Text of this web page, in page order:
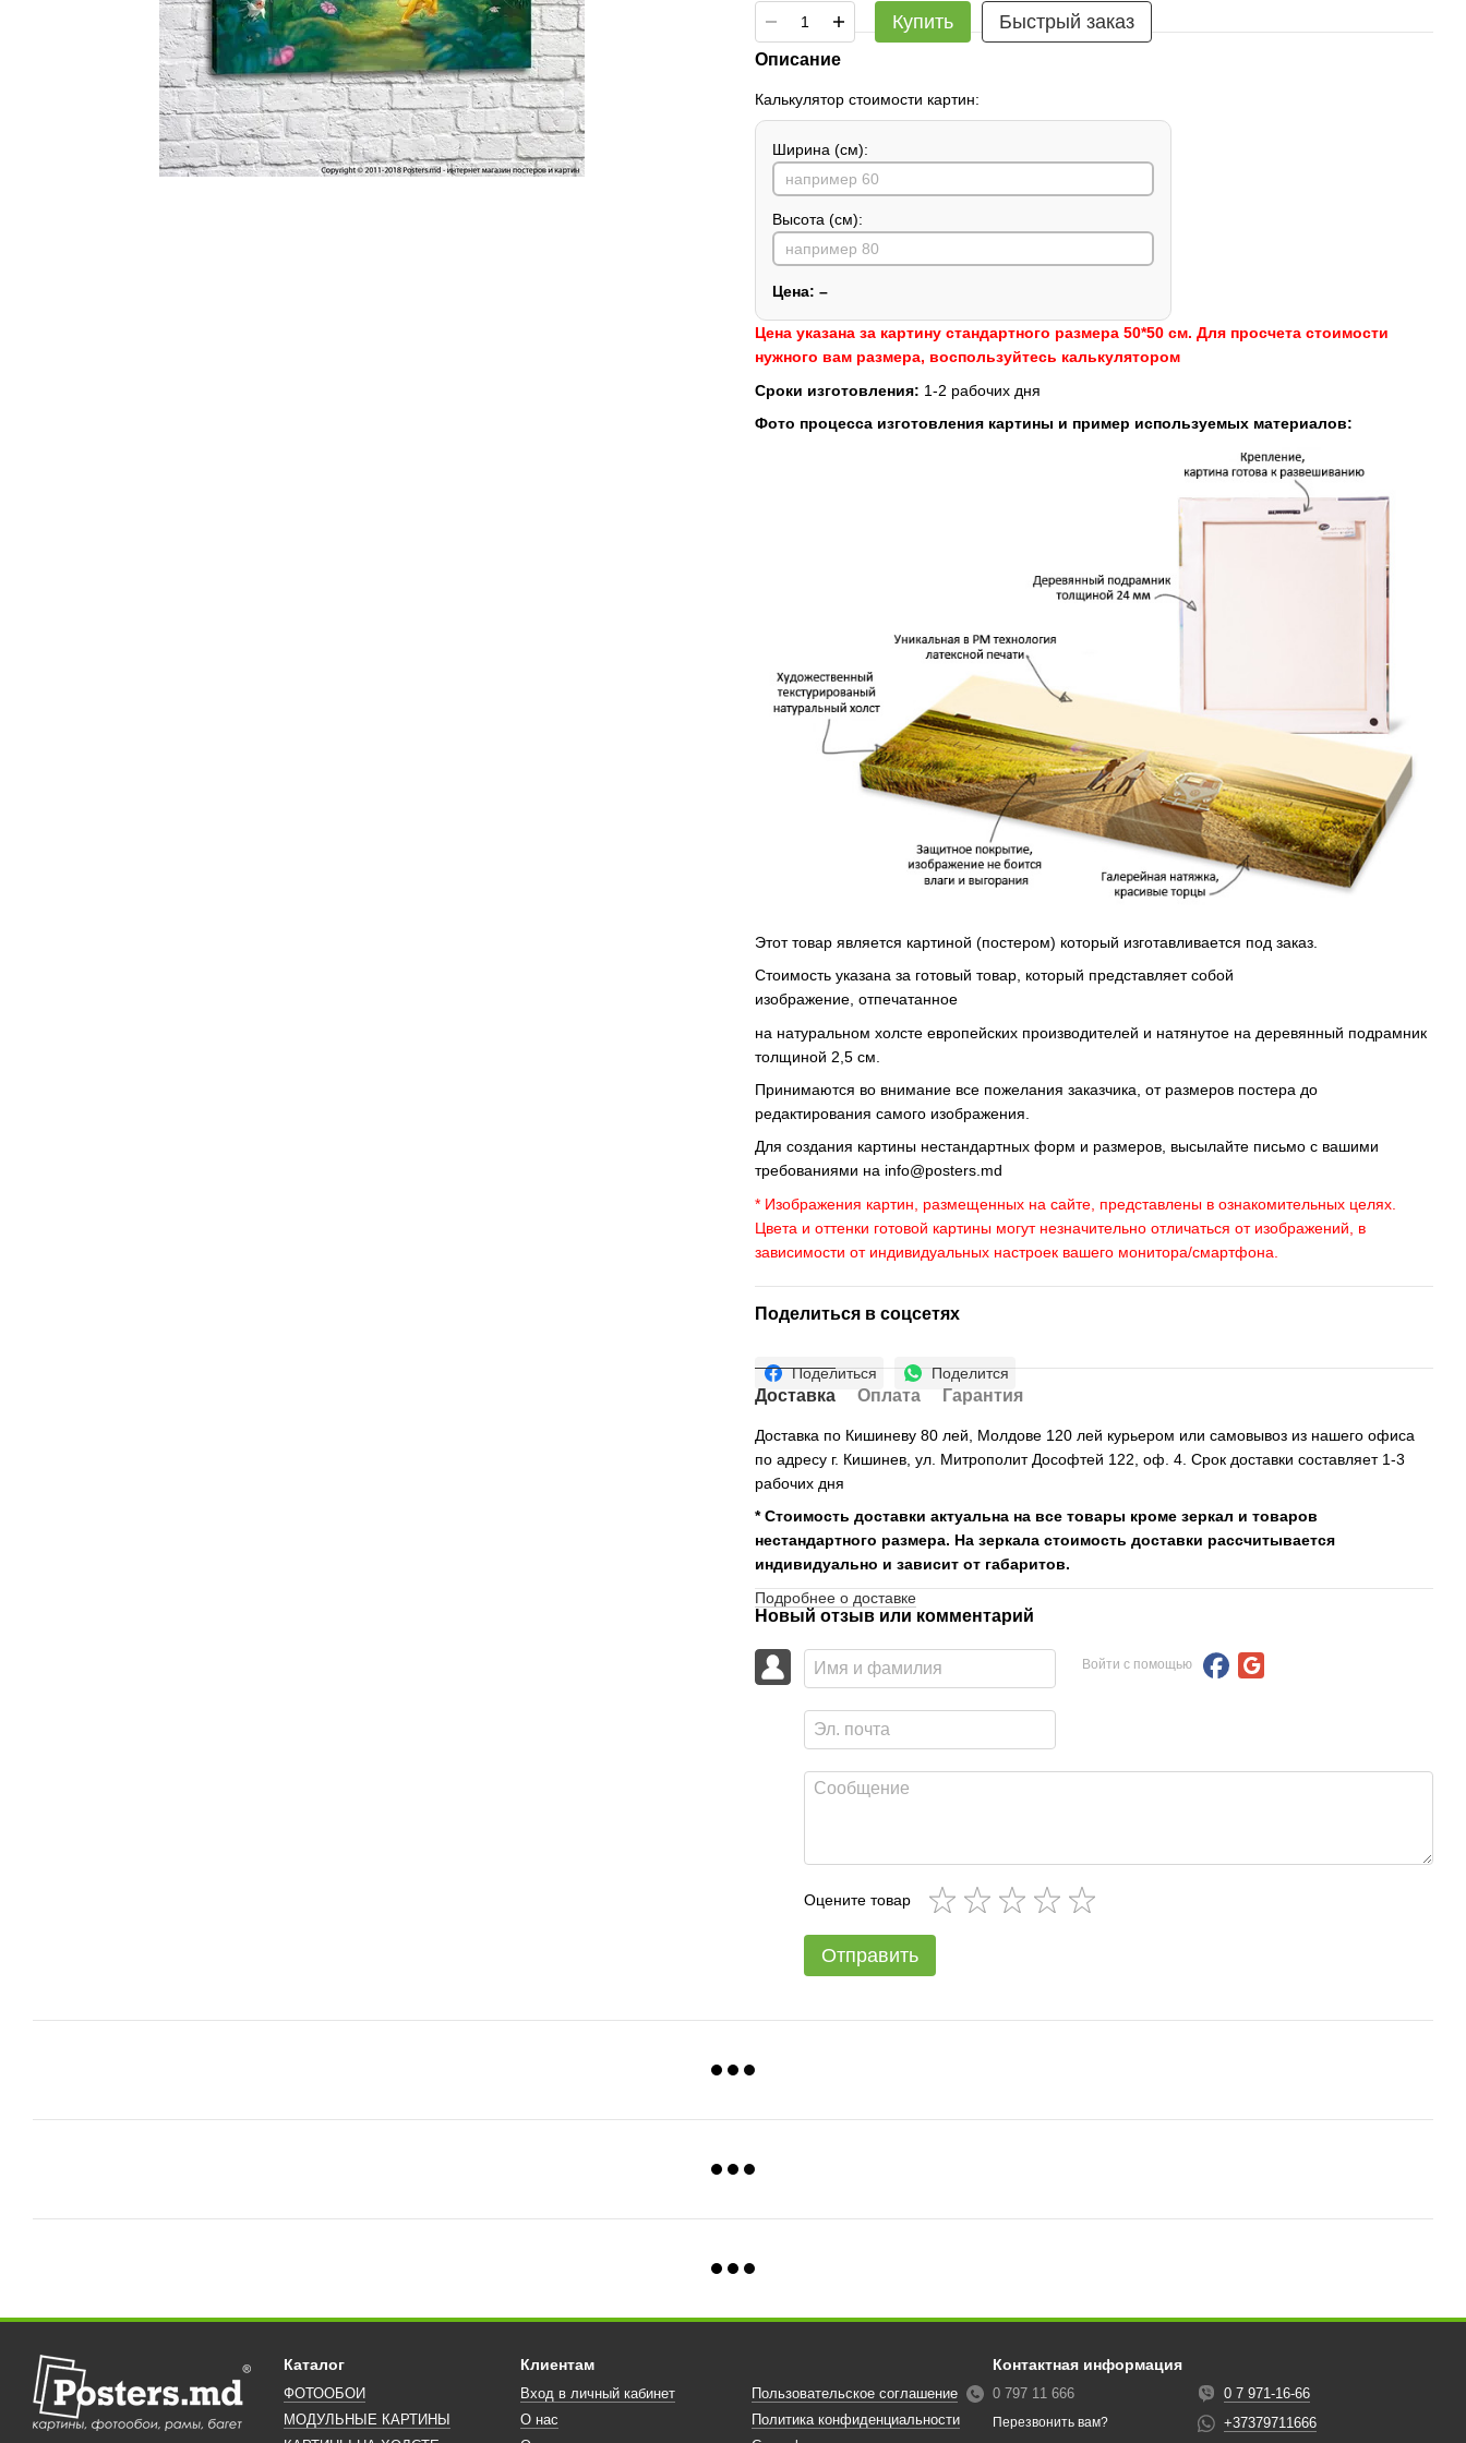
Купить Быстрый заказ
Описание
Калькулятор стоимости картин:
Ширина (см):
Высота (см):
Цена: –
Цена указана за картину стандартного размера 50*50 см. Для просчета стоимости
нужного вам размера, воспользуйтесь калькулятором
Сроки изготовления: 1-2 рабочих дня
Фото процесса изготовления картины и пример используемых материалов:
Этот товар является картиной (постером) который изготавливается под заказ.
Стоимость указана за готовый товар, который представляет собой
изображение, отпечатанное
на натуральном холсте европейских производителей и натянутое на деревянный подрамник
толщиной 2,5 см.
Принимаются во внимание все пожелания заказчика, от размеров постера до
редактирования самого изображения.
Для создания картины нестандартных форм и размеров, высылайте письмо c вашими
требованиями на info@posters.md
* Изображения картин, размещенных на сайте, представлены в ознакомительных целях.
Цвета и оттенки готовой картины могут незначительно отличаться от изображений, в
зависимости от индивидуальных настроек вашего монитора/смартфона.
Поделиться в соцсетях
Поделиться Поделится
Доставка Оплата Гарантия
Доставка по Кишиневу 80 лей, Молдове 120 лей курьером или самовывоз из нашего офиса
по адресу г. Кишинев, ул. Митрополит Дософтей 122, оф. 4. Срок доставки составляет 1-3
рабочих дня
* Стоимость доставки актуальна на все товары кроме зеркал и товаров
нестандартного размера. На зеркала стоимость доставки рассчитывается
индивидуально и зависит от габаритов.
Подробнее о доставке
Новый отзыв или комментарий
Войти с помощью
Оцените товар
Отправить
Каталог
ФОТООБОИ
МОДУЛЬНЫЕ КАРТИНЫ
Клиентам
Вход в личный кабинет
О нас
Пользовательское соглашение
Политика конфиденциальности
Контактная информация
0 797 11 666
Перезвонить вам?
0 7 971-16-66
+37379711666